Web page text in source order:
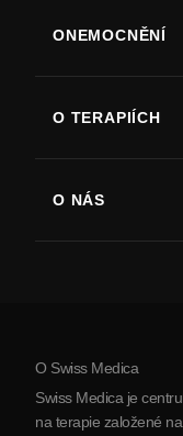
ONEMOCNĚNÍ
Parkinsonova
Artritida
O TERAPIÍCH
O NÁS
O Srbsku
O Swiss Medica
Swiss Medica je
na terapie založené